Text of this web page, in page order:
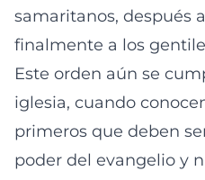
samaritanos, después
finalmente a los
Este orden aún se
iglesia, cuando
primeros que deben
poder del evangelio y